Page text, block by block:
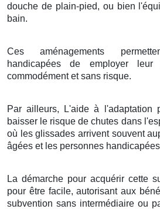
douche de plain-pied, ou bien
bain.
Ces aménagements
handicapées de employer
commodément et sans risque.
Par ailleurs, L'aide à l'adaptation
baisser le risque de chutes dans
où les glissades arrivent souvent
âgées et les personnes
La démarche pour acquérir cette
pour être facile, autorisant aux
subvention sans intermédiaire ou